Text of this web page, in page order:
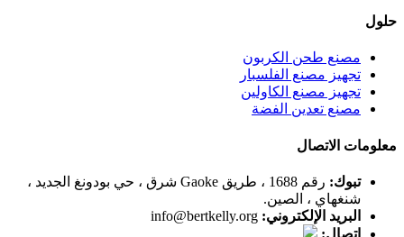
حلول
مصنع طحن الكربون
تجهيز مصنع الفلسبار
تجهيز مصنع الكاولين
مصنع تعدين الفضة
معلومات الاتصال
تبوك:
رقم 1688 ، طريق Gaoke شرق ، حي بودونغ الجديد ،
شنغهاي ، الصين.
البريد الإلكتروني: info@bertkelly.org
اتصال: